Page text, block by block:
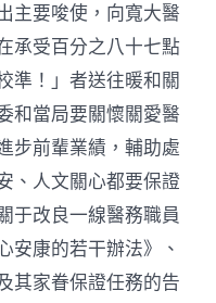
主要唆使，向寬大醫
承受百分之八十七點
準！」者送往暖和關
和當局要關懷關愛醫
步前輩業績，輔助處
、人文關心都要保證
于改良一線醫務職員
安康的若干辦法》、
其家眷保證任務的告